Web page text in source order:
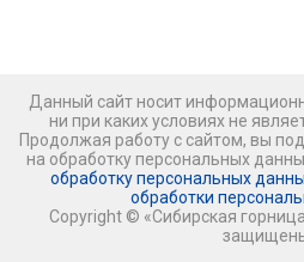
Данный сайт носит
ни при каких условиях не
Продолжая работу с сайтом, вы
на обработку персональных
обработку персональных
обработки
Copyright © «Сибирская